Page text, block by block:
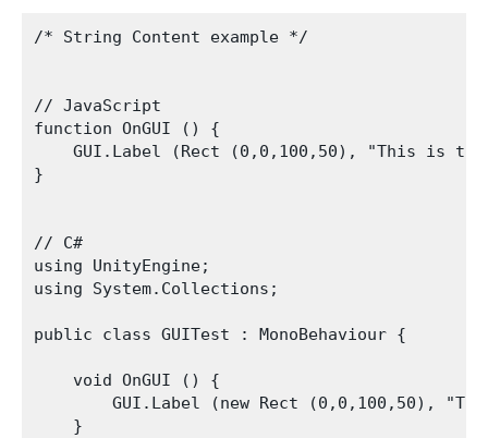
/* String Content example */
// JavaScript
function OnGUI () {
GUI.Label (Rect (0,0,100,50), "This is
}
// C#
using UnityEngine;
using System.Collections;
public class GUITest : MonoBehaviour {
    void OnGUI () {
GUI.Label (new Rect (0,0,100,50),
    }